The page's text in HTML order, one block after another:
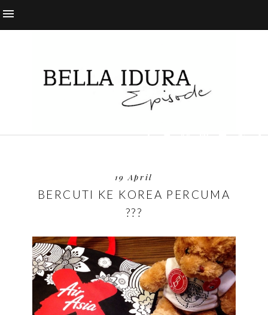
19 April
BERCUTI KE KOREA PERCUMA
???